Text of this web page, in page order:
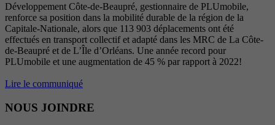
Développement Côte-de-Beaupré, gestionnaire de PLUmobile,
renforce sa position dans la mobilité durable de la région de la
Capitale-Nationale, alors que 113 903 déplacements ont été
effectués en transport collectif et adapté dans les MRC de La Côte-
de-Beaupré et de L’Île d’Orléans. Une année record pour
PLUmobile et une augmentation de 45 % par rapport à 2022!
Lire le communiqué
NOUS JOINDRE